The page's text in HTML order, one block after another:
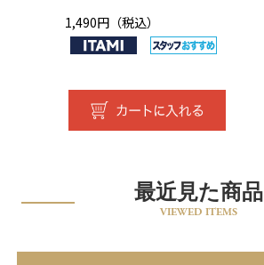
1,490円（税込）
最近見た商品
VIEWED ITEMS